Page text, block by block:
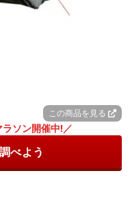
この商品を見る
ソン開催中!／
べよう